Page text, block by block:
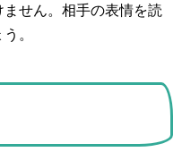
せん。相手の表情を読
。